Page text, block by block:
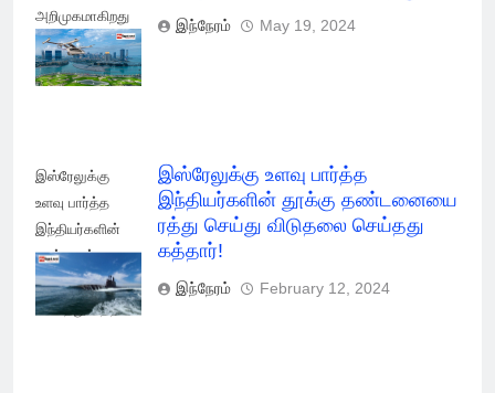
அறிமுகமாகிறது
பறக்கும் டாக்ஸி!
இந்நேரம் May 19, 2024
இஸ்ரேலுக்கு
உளவு பார்த்த
இந்தியர்களின்
தூக்கு ரத்து
செய்து விடுதலை
செய்தது கத்தார்!
இஸ்ரேலுக்கு உளவு பார்த்த
இந்தியர்களின் தூக்கு தண்டனையை
ரத்து செய்து விடுதலை செய்தது
கத்தார்!
இந்நேரம் February 12, 2024